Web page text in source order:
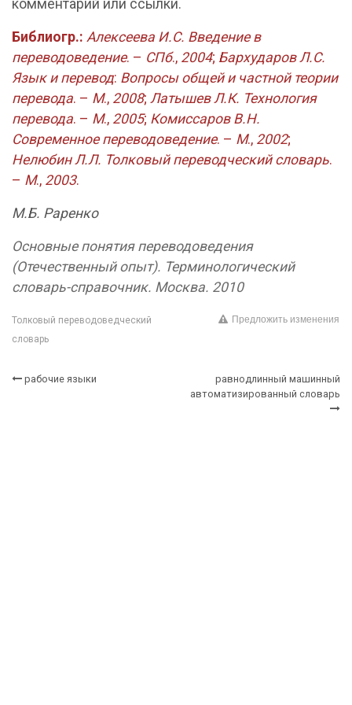
комментарий или ссылки.
Библиогр.: Алексеева И.С. Введение в
переводоведение. – СПб., 2004; Бархударов Л.С.
Язык и перевод: Вопросы общей и частной теории
перевода. – М., 2008; Латышев Л.К. Технология
перевода. – М., 2005; Комиссаров В.Н.
Современное переводоведение. – М., 2002;
Нелюбин Л.Л. Толковый переводческий словарь.
– М., 2003.
М.Б. Раренко
Основные понятия переводоведения
(Отечественный опыт). Терминологический
словарь-справочник. Москва. 2010
Толковый переводоведческий
словарь
Предложить изменения
рабочие языки
равнодлинный машинный
автоматизированный словарь